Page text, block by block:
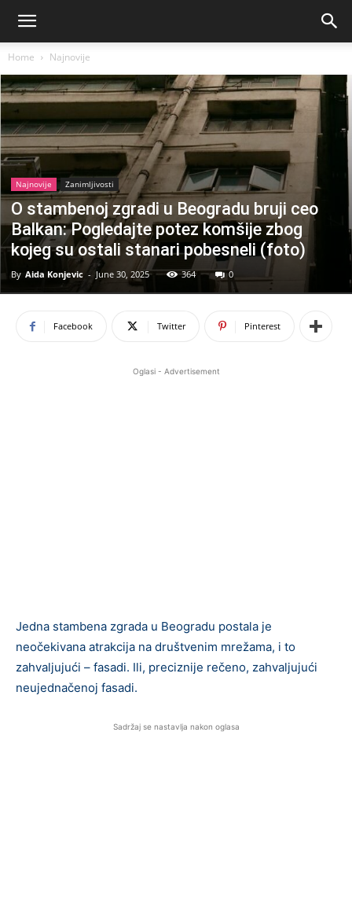
Home Najnovije
Najnovije Zanimljivosti
O stambenoj zgradi u Beogradu bruji ceo
Balkan: Pogledajte potez komšije zbog
kojeg su ostali stanari pobesneli (foto)
By Aida Konjevic - June 30, 2025 364 0
Facebook Twitter Pinterest
Oglasi - Advertisement
Jedna stambena zgrada u Beogradu postala je
neočekivana atrakcija na društvenim mrežama, i to
zahvaljujući – fasadi. Ili, preciznije rečeno, zahvaljujući
neujednačenoj fasadi.
Sadržaj se nastavlja nakon oglasa